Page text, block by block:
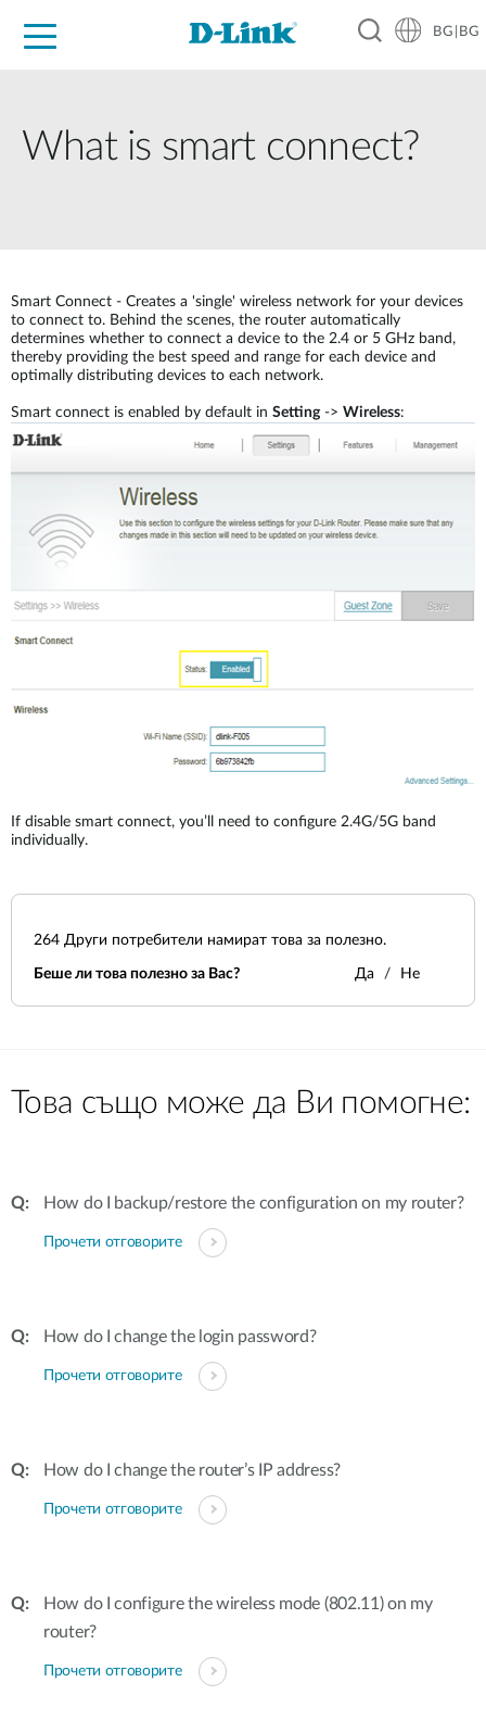
BG|BG
What is smart connect?
Smart Connect - Creates a 'single' wireless network for your devices
to connect to. Behind the scenes, the router automatically
determines whether to connect a device to the 2.4 or 5 GHz band,
thereby providing the best speed and range for each device and
optimally distributing devices to each network.
Smart connect is enabled by default in Setting-> Wireless:
If disable smart connect, you’ll need to configure 2.4G/5G band
individually.
264 Други потребители намират това за полезно.
Беше ли това полезно за Вас? Да Не
Това също може да Ви помогне:
How do I backup/restore the configuration on my router?
Прочети отговорите
How do I change the login password?
Прочети отговорите
How do I change the router’s IP address?
Прочети отговорите
How do I configure the wireless mode (802.11) on my
router?
Прочети отговорите